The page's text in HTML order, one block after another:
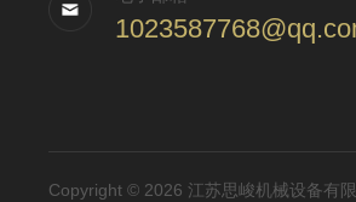
Copyright © 2026 江苏思峻机械设备有